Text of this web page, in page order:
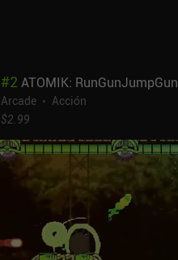
#2 ATOMIK: RunGunJumpGun
Arcade
Acción
$2.99